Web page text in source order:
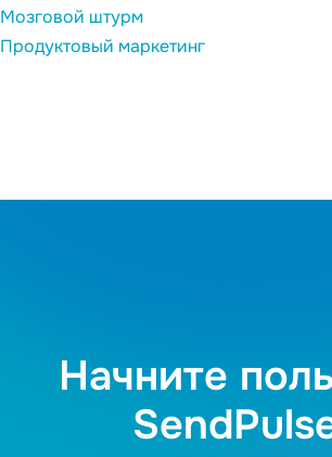
Мозговой штурм
Продуктовый маркетинг
Начните